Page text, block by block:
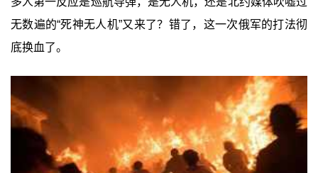
无数遍的“死神无人机”又来了？错了，这一次俄军的打法彻
底换血了。